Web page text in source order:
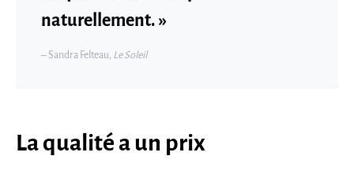
naturellement. »
– Sandra Felteau, Le Soleil
La qualité a un prix